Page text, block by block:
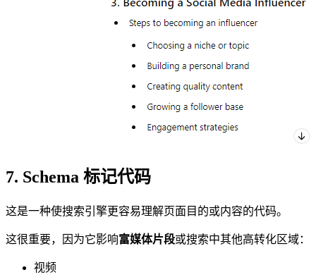
7. Schema 标记代码
这是一种使搜索引擎更容易理解页面目的或内容的代码。
这很重要，因为它影响富媒体片段或搜索中其他高转化区域：
视频